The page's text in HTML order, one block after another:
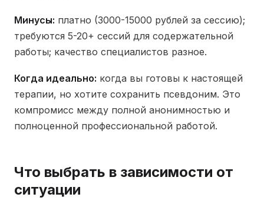
Минусы: платно (3000-15000 рублей за сессию);
требуются 5-20+ сессий для содержательной
работы; качество специалистов разное.
Когда идеально: когда вы готовы к настоящей
терапии, но хотите сохранить псевдоним. Это
компромисс между полной анонимностью и
полноценной профессиональной работой.
Что выбрать в зависимости от
ситуации